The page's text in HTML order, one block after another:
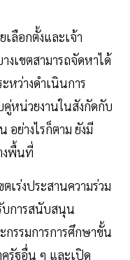
ลือกตั้งและเจ้า
เขตสามารถจัดหาได้
หว่างดำเนินการ
หน่วยงานในสังกัดกับ
ย่างไรก็ตาม ยังมี
งพื้นที่
เร่งประสานความร่วม
การสนับสนุน
กรรมการการศึกษาขั้น
รัฐอื่น ๆ และเปิด